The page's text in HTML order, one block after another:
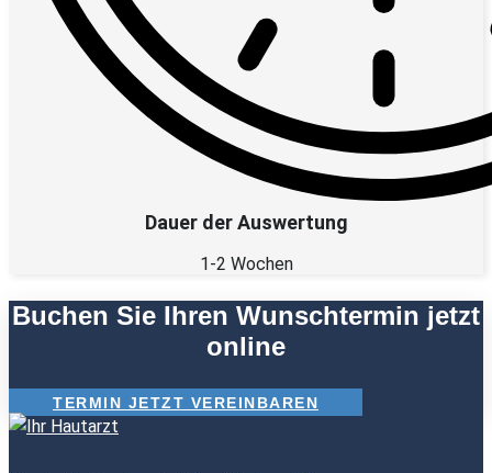
Dauer der Auswertung
1-2 Wochen
Buchen Sie Ihren Wunschtermin jetzt
online
TERMIN JETZT VEREINBAREN